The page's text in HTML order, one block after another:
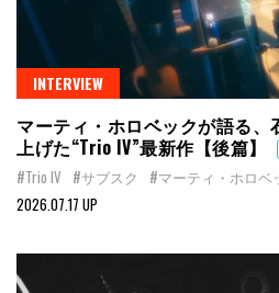
INTERVIEW
マーティ・ホロベックが語る、
上げた“Trio IV”最新作【後篇】
#Trio IV #サブスク #マーティ・ホロベ
2026.07.17 UP